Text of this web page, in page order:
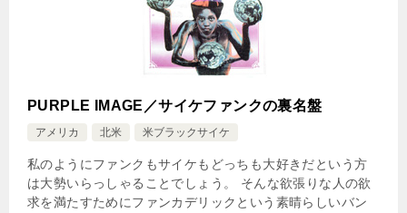
PURPLE IMAGE／サイケファンクの裏名盤
アメリカ 北米 米ブラックサイケ
私のようにファンクもサイケもどっちも大好きだという方
は大勢いらっしゃることでしょう。 そんな欲張りな人の欲
求を満たすためにファンカデリックという素晴らしいバン